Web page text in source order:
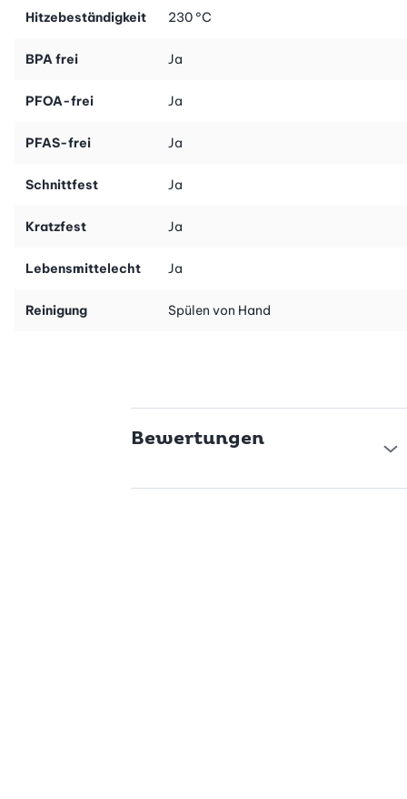
Hitzebeständigkeit 230 °C
BPA frei Ja
PFOA-frei Ja
PFAS-frei Ja
Schnittfest Ja
Kratzfest Ja
Lebensmittelecht Ja
Reinigung Spülen von Hand
Bewertungen